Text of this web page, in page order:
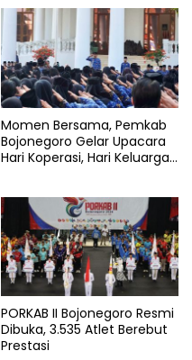
Momen Bersama, Pemkab
Bojonegoro Gelar Upacara
Hari Koperasi, Hari Keluarga
PORKAB II Bojonegoro Resmi
Dibuka, 3.535 Atlet Berebut
Prestasi